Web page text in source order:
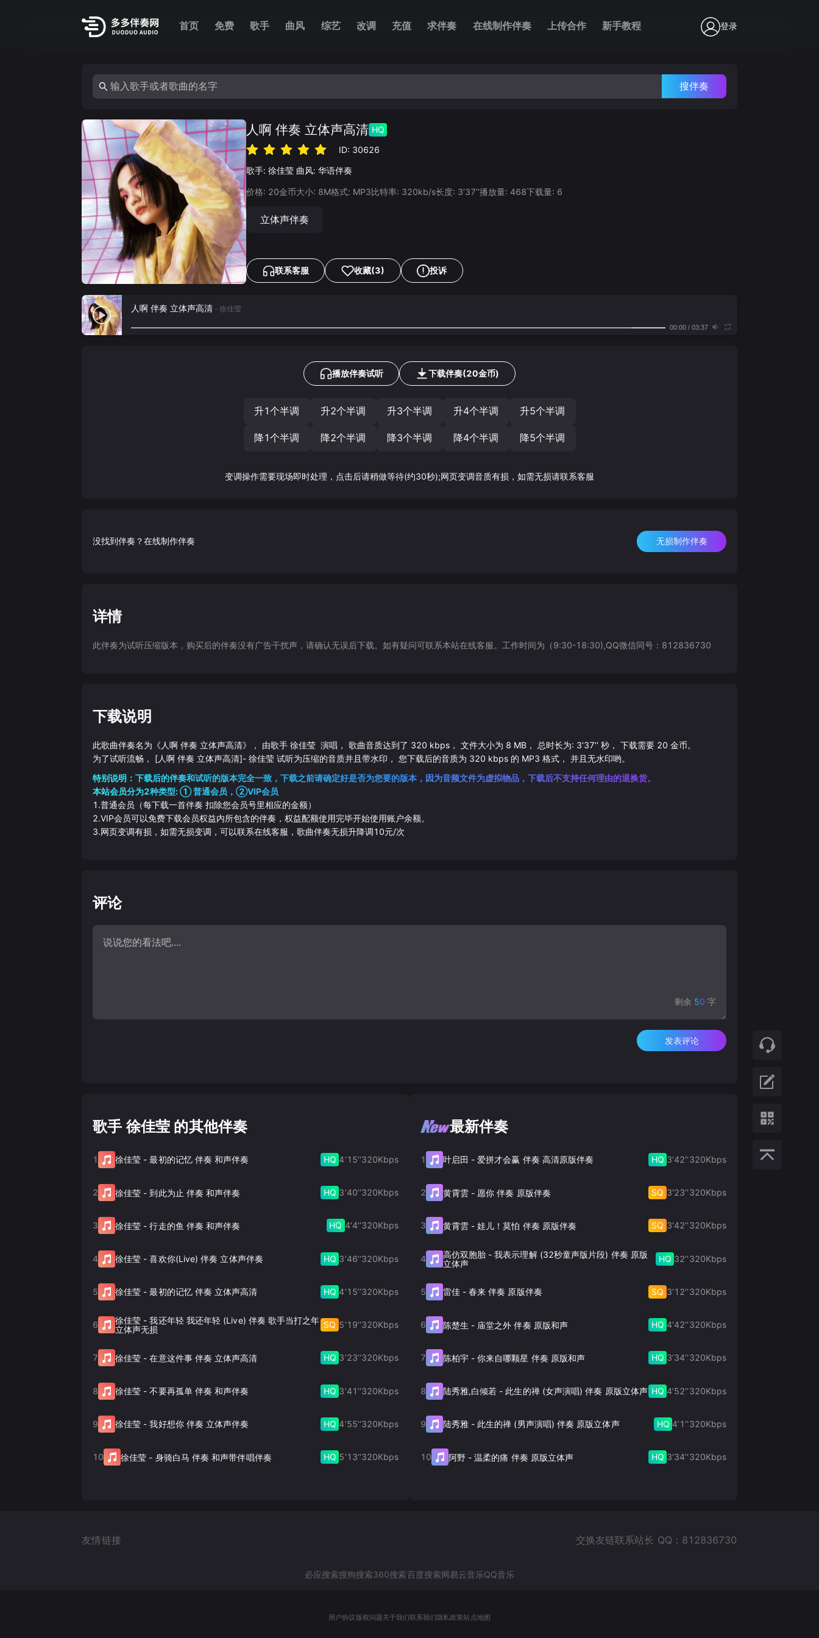
首页 免费 歌手 曲风 综艺 改调 充值 求伴奏 在线制作伴奏 上传合作 新手教程 登录
搜伴奏
人啊 伴奏 立体声高清 HQ
ID: 30626
歌手: 徐佳莹 曲风: 华语伴奏
价格: 20金币大小: 8M格式: MP3比特率: 320kb/s长度: 3‘37’‘播放量: 468下载量: 6
立体声伴奏
联系客服 收藏(3) 投诉
人啊 伴奏 立体声高清 - 徐佳莹
00:00/ 03:37
播放伴奏试听 下载伴奏(20金币)
升1个半调 升2个半调 升3个半调 升4个半调 升5个半调
降1个半调 降2个半调 降3个半调 降4个半调 降5个半调
变调操作需要现场即时处理，点击后请稍做等待(约30秒);网页变调音质有损，如需无损请联系客服
没找到伴奏？在线制作伴奏 无损制作伴奏
详情
此伴奏为试听压缩版本，购买后的伴奏没有广告干扰声，请确认无误后下载。如有疑问可联系本站在线客服。工作时间为（9:30-18:30),QQ微信同号：812836730
下载说明
此歌曲伴奏名为《 人啊 伴奏 立体声高清》， 由歌手 徐佳莹 演唱， 歌曲音质达到了 320 kbps， 文件大小为 8 MB， 总时长为: 3‘37’‘秒， 下载需要 20 金币。
为了试听流畅， [人啊 伴奏 立体声高清]- 徐佳莹 试听为压缩的音质并且带水印， 您下载后的音质为 320 kbps 的 MP3 格式， 并且无水印哟。
特别说明：下载后的伴奏和试听的版本完全一致，下载之前请确定好是否为您要的版本，因为音频文件为虚拟物品，下载后不支持任何理由的退换货。
本站会员分为2种类型: ① 普通会员，②VIP会员
1.普通会员（每下载一首伴奏 扣除您会员号里相应的金额）
2.VIP会员可以免费下载会员权益内所包含的伴奏，权益配额使用完毕开始使用账户余额。
3.网页变调有损，如需无损变调，可以联系在线客服，歌曲伴奏无损升降调10元/次
评论
剩余 50 字
发表评论
歌手 徐佳莹 的其他伴奏
1 徐佳莹 -最初的记忆 伴奏 和声伴奏 HQ 4‘15’‘320Kbps
2 徐佳莹 -到此为止 伴奏 和声伴奏 HQ 3‘40’‘320Kbps
3 徐佳莹 -行走的鱼 伴奏 和声伴奏 HQ 4‘4’‘320Kbps
4 徐佳莹 -喜欢你(Live) 伴奏 立体声伴奏 HQ 3‘46’‘320Kbps
5 徐佳莹 -最初的记忆 伴奏 立体声高清 HQ 4‘15’‘320Kbps
6 徐佳莹 -我还年轻 我还年轻 (Live) 伴奏 歌手当打之年
立体声无损
SQ 5‘19’‘320Kbps
7 徐佳莹 -在意这件事 伴奏 立体声高清 HQ 3‘23’‘320Kbps
8 徐佳莹 -不要再孤单 伴奏 和声伴奏 HQ 3‘41’‘320Kbps
9 徐佳莹 -我好想你 伴奏 立体声伴奏 HQ 4‘55’‘320Kbps
10 徐佳莹 - 身骑白马 伴奏 和声带伴唱伴奏 HQ 5‘13’‘320Kbps
最新伴奏
1 叶启田 -爱拼才会赢 伴奏 高清原版伴奏 HQ 3‘42’‘320Kbps
2 黄霄雲- 愿你 伴奏 原版伴奏 SQ 3‘23’‘320Kbps
3 黄霄雲-娃儿！莫怕 伴奏 原版伴奏 SQ 3‘42’‘320Kbps
4 高仿双胞胎 -我表示理解 (32秒童声版片段) 伴奏 原版
立体声
HQ 32’‘320Kbps
5 雷佳- 春来 伴奏 原版伴奏 SQ 3‘12’‘320Kbps
6 陈楚生 - 庙堂之外 伴奏 原版和声 HQ 4‘42’‘320Kbps
7 陈柏宇-你来自哪颗星 伴奏 原版和声 HQ 3‘34’‘320Kbps
8 陆秀雅,白倾若 - 此生的禅 (女声演唱) 伴奏 原版立体声 HQ 4‘52’‘320Kbps
9 陆秀雅- 此生的禅 (男声演唱) 伴奏 原版立体声 HQ 4‘1’‘320Kbps
10 阿野-温柔的痛 伴奏 原版立体声 HQ 3‘34’‘320Kbps
友情链接 交换友链联系站长 QQ：812836730
必应搜索搜狗搜索360搜索百度搜索网易云音乐QQ音乐
用户协议 版权问题关于我们联系我们 隐私政策站点地图